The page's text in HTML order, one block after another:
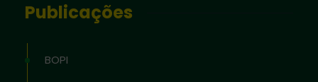
Publicações
BOPI